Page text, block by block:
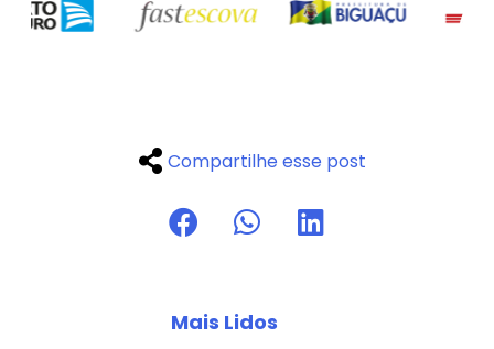
Compartilhe esse post
Mais Lidos